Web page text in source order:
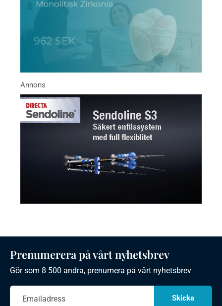
Prenumerera på vårt nyhetsbrev
Gör som 8 500 andra, prenumera på vårt nyhetsbrev